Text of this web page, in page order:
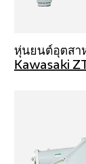
หุ่นยนต์อุตสา
Kawasaki